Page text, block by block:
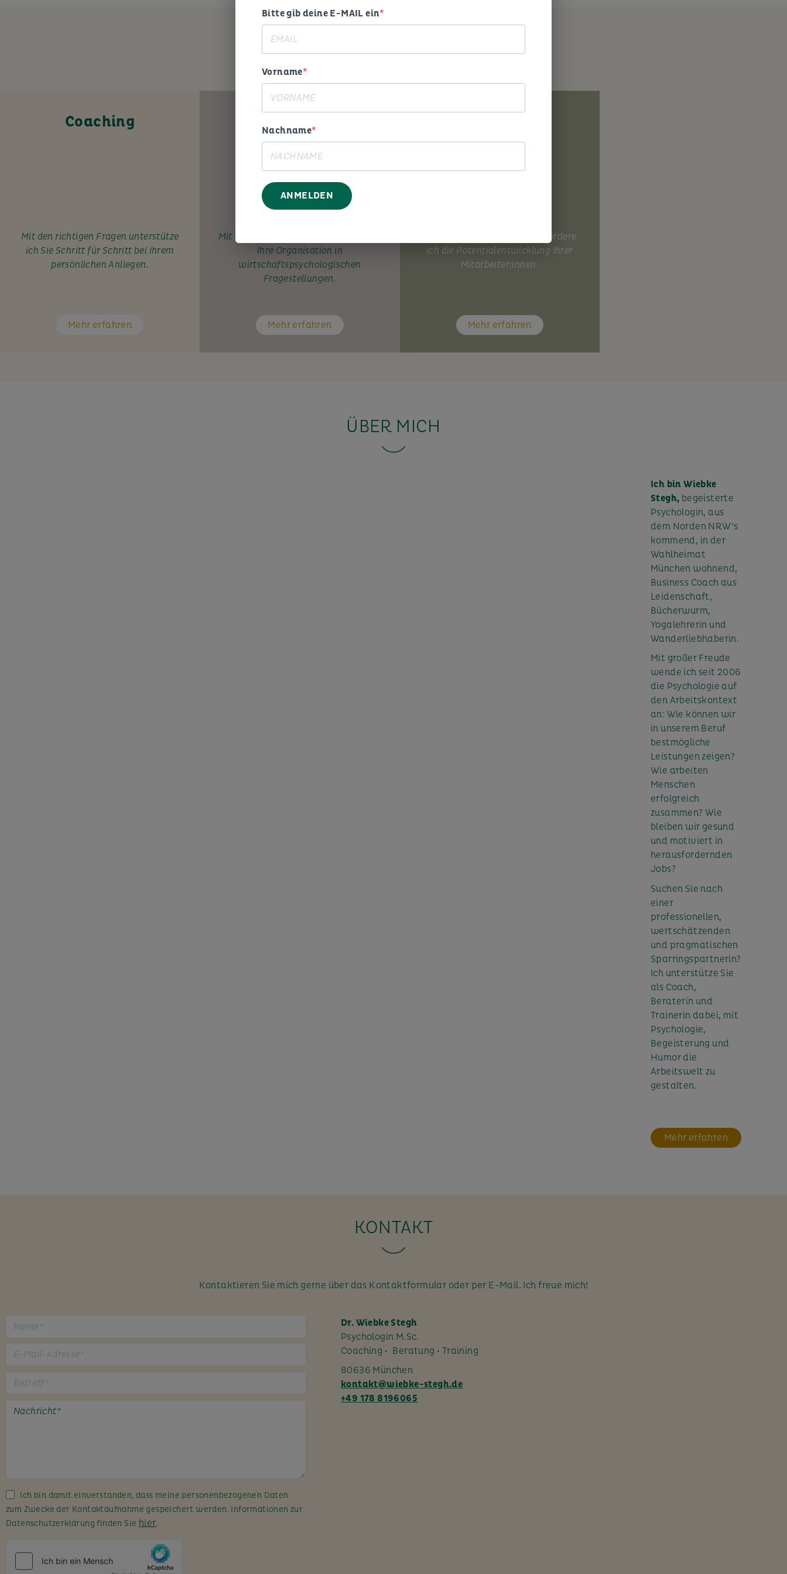
Coaching
Mit den richtigen Fragen unterstütze
ich Sie Schritt für Schritt bei Ihrem
persönlichen Anliegen.
Mehr erfahren
Beratung
Mit Wissen und Erfahrung begleite ich
Ihre Organisation in
wirtschaftspsychologischen
Fragestellungen.
Mehr erfahren
Mit Elan und Pragmatismus fördere
ich die Potentialentwicklung Ihrer
Mitarbeiter:innen.
Mehr erfahren
ÜBER MICH
Ich bin Wiebke
Stegh, begeisterte
Psychologin, aus
dem Norden NRW‘s
kommend, in der
Wahlheimat
München wohnend,
Business Coach aus
Leidenschaft,
Bücherwurm,
Yogalehrerin und
Wanderliebhaberin.
Mit großer Freude
wende ich seit 2006
die Psychologie auf
den Arbeitskontext
an: Wie können wir
in unserem Beruf
bestmögliche
Leistungen zeigen?
Wie arbeiten
Menschen
erfolgreich
zusammen? Wie
bleiben wir gesund
und motiviert in
herausfordernden
Jobs?
Suchen Sie nach
einer
professionellen,
wertschätzenden
und pragmatischen
Sparringspartnerin?
Ich unterstütze Sie
als Coach,
Beraterin und
Trainerin dabei, mit
Psychologie,
Begeisterung und
Humor die
Arbeitswelt zu
gestalten.
Mehr erfahren
KONTAKT
Kontaktieren Sie mich gerne über das Kontaktformular oder per E-Mail. Ich freue mich!
e
d
i
Ich bin damit einverstanden, dass meine personenbezogenen Daten
zum Zwecke der Kontaktaufnahme gespeichert werden. Informationen zur
Datenschutzerklärung finden Sie hier.
Dr. Wiebke Stegh
Psychologin M.Sc.
Coaching • Beratung • Training
80636 München
kontakt@wiebke-stegh.de
+49 178 8196065
Bitte gib deine E-MAIL ein
Vorname
Nachname
ANMELDEN